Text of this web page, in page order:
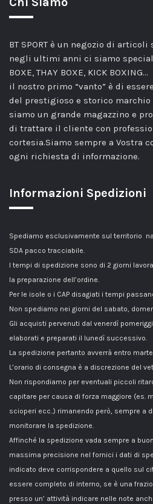
BT SPORT è un negozio di
negli ultimi anni ci siamo
BOXE, THAY BOXE, KICK BOXING…
il nostro primo “vanto” è di
del prestigioso e storico marchio
siamo un grande magazzino e
di trattare il cliente con
cortesia.Siamo sempre a Vostra
ogni richiesta di informazione.
Informazioni Spedizioni
Spediamo esclusivamente sul territorio
SDA pacco tracciabile.
I tempi di spedizione sono di 2 giorni
la preparazione dell’ordine.
Per le isole o i CAP disagiati i tempi
Non spediamo nei giorni del sabato,
Gli acquisti pervenuti dal venerdì
elaborati e preparati il lunedì successivo.
La spedizione pertanto avverrà entro
L’orario di consegna è a discrezione del
Non rispondiamo per eventuali piccoli
capitare per causa di forza maggiore (es.
scioperi ecc..) rimanendo però, sempre a
monitorare la spedizione.
Affinché la spedizione vada sempre a
massima precisione nel fornici i dati di
indicato deve corrispondere a quello sul
essere completo di interno, se è una
presso un’ attività indicare nelle note